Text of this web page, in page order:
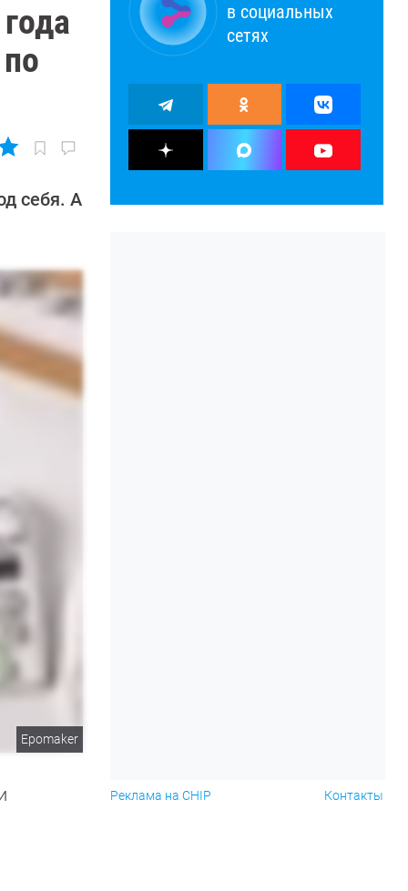
себя. А
Epomaker
в социальных
сетях
Реклама на CHIP Контакты